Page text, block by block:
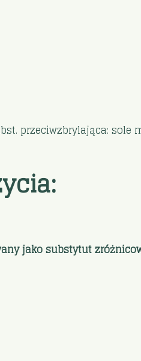
przeciwzbrylająca: sole
jako substytut